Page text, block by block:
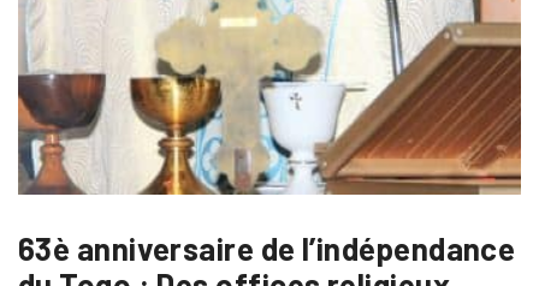
63è anniversaire de l’indépendance